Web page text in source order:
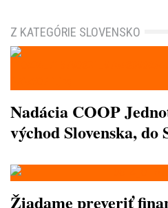
Z KATEGÓRIE SLOVENSKO
Nadácia COOP
východ Slovenska, do
Žiadame preveriť